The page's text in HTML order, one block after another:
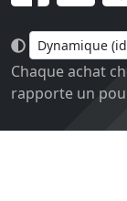
Go !
Chaque achat
rapporte un
Conçu et